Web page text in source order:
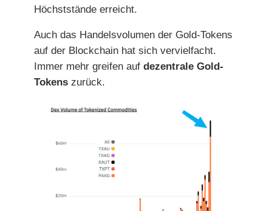
Höchststände erreicht.
Auch das Handelsvolumen der Gold-Tokens
auf der Blockchain hat sich vervielfacht.
Immer mehr greifen auf dezentrale Gold-
Tokens zurück.